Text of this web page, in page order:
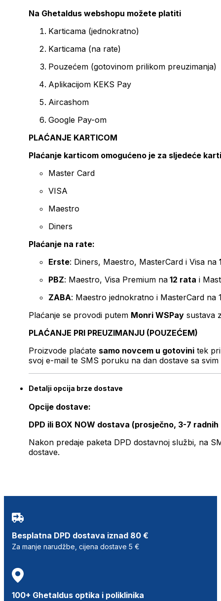
Na Ghetaldus webshopu možete platiti
Karticama (jednokratno)
Karticama (na rate)
Pouzećem (gotovinom prilikom preuzimanja)
Aplikacijom KEKS Pay
Aircashom
Google Pay-om
PLAĆANJE KARTICOM
Plaćanje karticom omogućeno je za sljedeće
Master Card
VISA
Maestro
Diners
Plaćanje na rate:
Erste: Diners, Maestro, MasterCard i Visa na
PBZ: Maestro, Visa Premium na 12 rata i
ZABA: Maestro jednokratno i MasterCard na
Plaćanje se provodi putem Monri WSPay sustava
PLAĆANJE PRI PREUZIMANJU (POUZEĆEM)
Proizvode plaćate samo novcem u gotovini tek
svoj e-mail te SMS poruku na dan dostave sa svim
Detalji opcija brze dostave
Opcije dostave:
DPD ili BOX NOW dostava (prosječno, 3-7 radnih
Nakon predaje paketa DPD dostavnoj službi, na
dostave.
Besplatna DPD dostava iznad 80 €
Za manje narudžbe, cijena dostave 5 €
100+ Ghetaldus optika i poliklinika